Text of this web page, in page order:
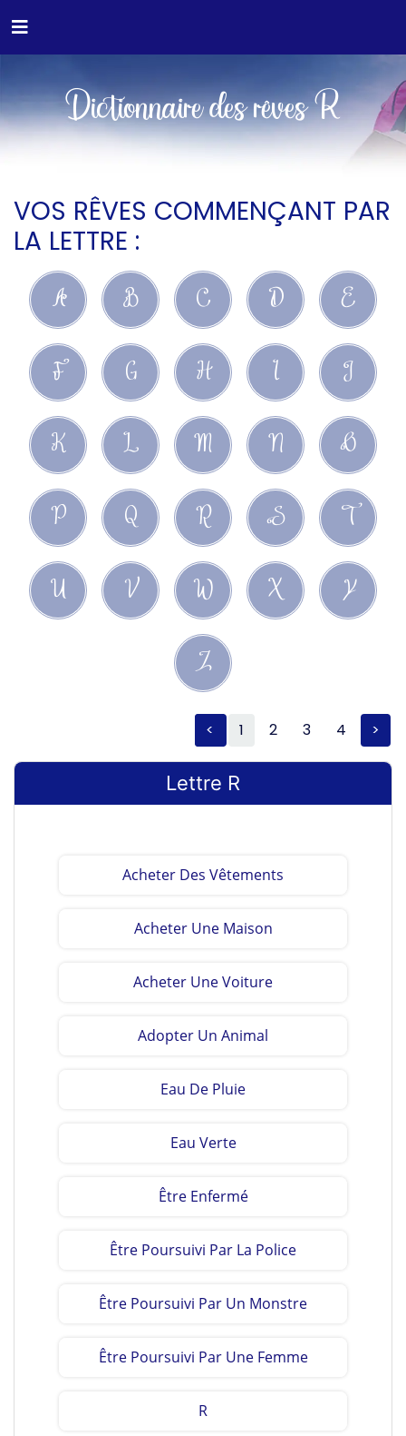
Dictionnaire des rêves R
VOS RÊVES COMMENÇANT PAR
LA LETTRE :
A B C D E
F G H I J
K L M N O
P Q R S T
U V W X Y
Z
< 1 2 3 4 >
Lettre R
Acheter Des Vêtements
Acheter Une Maison
Acheter Une Voiture
Adopter Un Animal
Eau De Pluie
Eau Verte
Être Enfermé
Être Poursuivi Par La Police
Être Poursuivi Par Un Monstre
Être Poursuivi Par Une Femme
R